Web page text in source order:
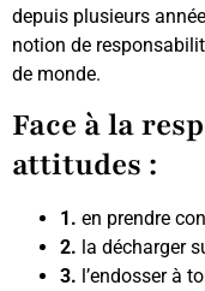
depuis plusieurs
notion de
de monde.
Face à la
attitudes :
1. en prendre
2. la décharger
3. l’endosser à